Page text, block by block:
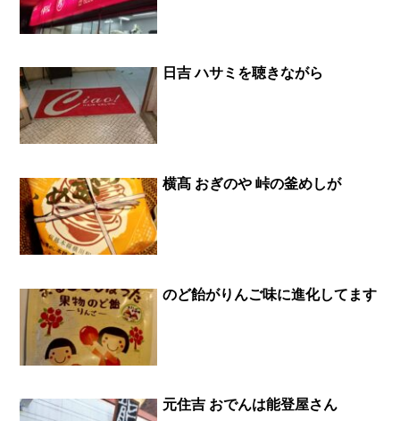
日吉 ハサミを聴きながら
横髙 おぎのや 峠の釜めしが
のど飴がりんご味に進化してます
元住吉 おでんは能登屋さん